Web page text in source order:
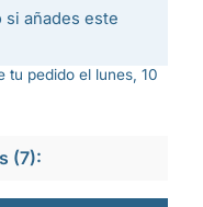
añades este
tu pedido el lunes, 10
(7):